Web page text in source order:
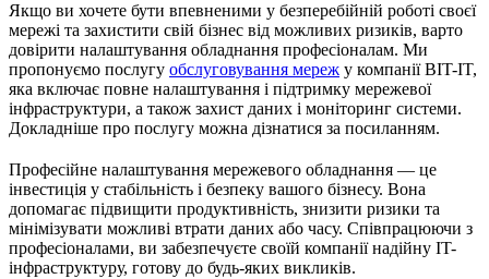
Якщо ви хочете бути впевненими у безперебійній роботі своєї
мережі та захистити свій бізнес від можливих ризиків, варто
довірити налаштування обладнання професіоналам. Ми
пропонуємо послугу обслуговування мереж у компанії BIT-IT,
яка включає повне налаштування і підтримку мережевої
інфраструктури, а також захист даних і моніторинг системи.
Докладніше про послугу можна дізнатися за посиланням.
Професійне налаштування мережевого обладнання — це
інвестиція у стабільність і безпеку вашого бізнесу. Вона
допомагає підвищити продуктивність, знизити ризики та
мінімізувати можливі втрати даних або часу. Співпрацюючи з
професіоналами, ви забезпечуєте своїй компанії надійну IT-
інфраструктуру, готову до будь-яких викликів.